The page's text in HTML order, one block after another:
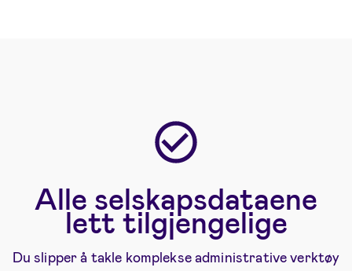
Alle selskapsdataene
lett tilgjengelige
Du slipper å takle komplekse administrative verktøy